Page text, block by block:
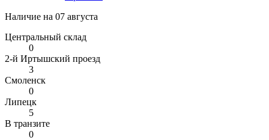
Наличие на 07 августа
Центральный склад
0
2-й Иртышский проезд
3
Смоленск
0
Липецк
5
В транзите
0